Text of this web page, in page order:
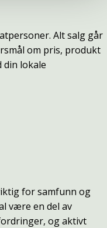
Alt salg går
om pris, produkt
lokale
for samfunn og
være en del av
og aktivt